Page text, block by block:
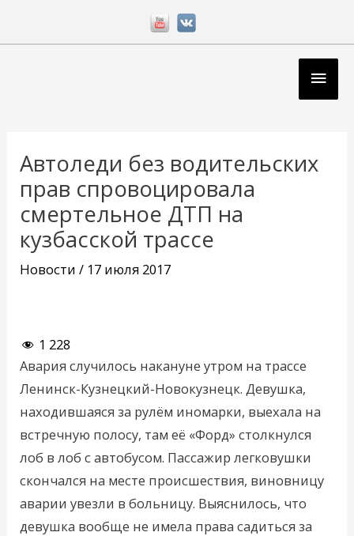
Автоледи без водительских
прав спровоцировала
смертельное ДТП на
кузбасской трассе
Новости / 17 июля 2017
1 228
Авария случилось накануне утром на трассе
Ленинск-Кузнецкий-Новокузнецк. Девушка,
находившаяся за рулём иномарки, выехала на
встречную полосу, там её «Форд» столкнулся
лоб в лоб с автобусом. Пассажир легковушки
скончался на месте происшествия, виновницу
аварии увезли в больницу. Выяснилось, что
девушка вообще не имела права садиться за
записям